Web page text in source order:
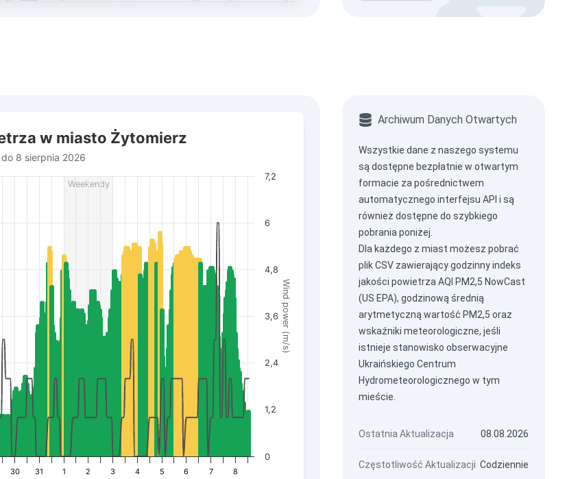
Relative humidity (%).
Weekendy
Wind power (m/s)
w miasto Żytomierz
8 sierpnia 2026
30 31 1 2 3 4 5 6 7 8
0
1,2
2,4
3,6
4,8
6
7,2
Archiwum Danych Otwartych
Wszystkie dane z naszego systemu
są dostępne bezpłatnie w otwartym
formacie za pośrednictwem
automatycznego interfejsu API i są
również dostępne do szybkiego
pobrania poniżej.
Dla każdego z miast możesz pobrać
plik CSV zawierający godzinny indeks
jakości powietrza AQI PM2,5 NowCast
(US EPA), godzinową średnią
arytmetyczną wartość PM2,5 oraz
wskaźniki meteorologiczne, jeśli
istnieje stanowisko obserwacyjne
Ukraińskiego Centrum
Hydrometeorologicznego w tym
mieście.
Ostatnia Aktualizacja 08.08.2026
Częstotliwość Aktualizacji Codziennie